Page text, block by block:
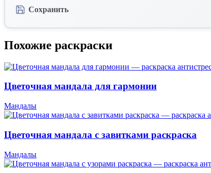
Сохранить
Похожие раскраски
Цветочная мандала для гармонии
Мандалы
Цветочная мандала с завитками раскраска
Мандалы